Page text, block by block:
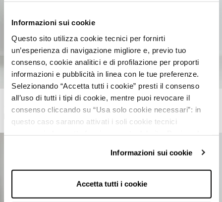
Informazioni sui cookie
Questo sito utilizza cookie tecnici per fornirti
un’esperienza di navigazione migliore e, previo tuo
consenso, cookie analitici e di profilazione per proporti
informazioni e pubblicità in linea con le tue preferenze.
Selezionando “Accetta tutti i cookie” presti il consenso
all’uso di tutti i tipi di cookie, mentre puoi revocare il
consenso cliccando su “Usa solo cookie necessari”: in
questo caso saranno attivati i soli cookie tecnici
Per maggiori informazioni clicca sul link "Informazioni sui
cookie" e consulta la nostra cookie policy.
Informazioni sui cookie
Accetta tutti i cookie
Shorts en denim avec revers
-50%
€25,99
€17,99